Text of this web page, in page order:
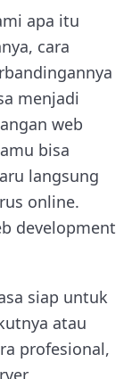
apa itu
cara
menjadi
web
bisa
langsung
online.
development
siap untuk
atau
profesional,